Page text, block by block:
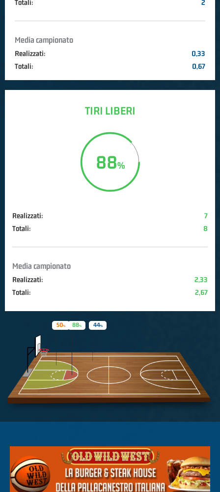
Totali: 2
Media campionato
Realizzati:
0,33
Totali:
0,67
TIRI LIBERI
88
Realizzati:
7
Totali:
8
Media campionato
Realizzati:
2,33
Totali:
2,67
88
50 44